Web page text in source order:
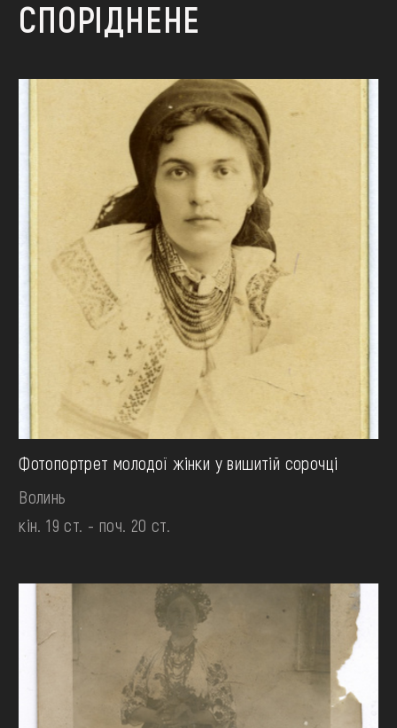
СПОРІДНЕНЕ
Фотопортрет молодої жінки у вишитій сорочці
Волинь
кін. 19 ст. - поч. 20 ст.